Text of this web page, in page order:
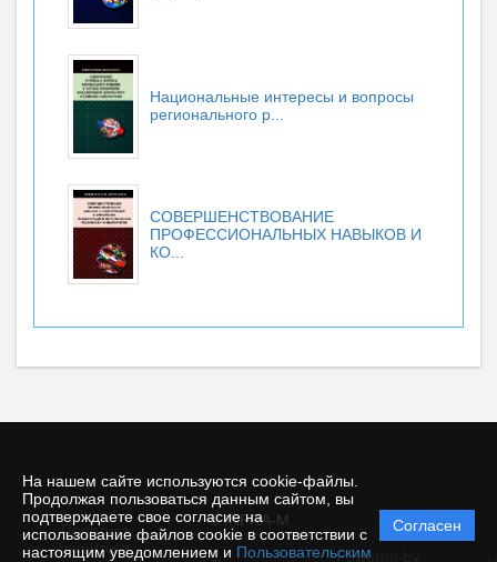
На нашем сайте используются cookie-файлы.
Продолжая пользоваться данным сайтом, вы
подтверждаете свое согласие на
использование файлов cookie в соответствии с
настоящим уведомлением и Пользовательским
Согласен
Национальные интересы и вопросы
регионального р...
СОВЕРШЕНСТВОВАНИЕ
ПРОФЕССИОНАЛЬНЫХ НАВЫКОВ И
КО...
© INFRA-M
Политика
защиты и
Powered by